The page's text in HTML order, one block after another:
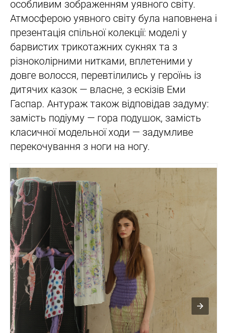
особливим зображенням уявного світу.
Атмосферою уявного світу була наповнена і
презентація спільної колекції: моделі у
барвистих трикотажних сукнях та з
різноколірними нитками, вплетеними у
довге волосся, перевтілились у героїнь із
дитячих казок — власне, з ескізів Еми
Гаспар. Антураж також відповідав задуму:
замість подіуму — гора подушок, замість
класичної модельної ходи — задумливе
перекочування з ноги на ногу.